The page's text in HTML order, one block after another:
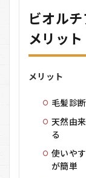
ビオル
メリッ
メリット
毛髪診
天然由
る
使いや
が簡単